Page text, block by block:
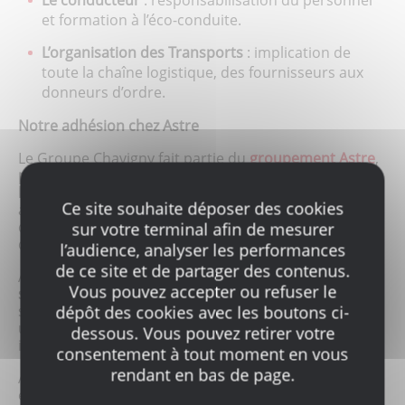
et formation à l’éco-conduite.
L’organisation des Transports : implication de
toute la chaîne logistique, des fournisseurs aux
donneurs d’ordre.
Notre adhésion chez Astre
Le Groupe Chavigny fait partie dugroupement Astre,
premier réseau européen de PME de transport et
logistique
adhérents. Ce regroupement permet de mutualiser
des échanges de fret et de savoir-faire, réalisant ainsi
des économies d’échelles avantageuses pour tous.
Astre élabore dessolutions transports et logistiques
sur-mesure, évolutives et éco-responsables. Ses
solutions HQT (Haute Qualité Transport) permettent
une gestion efficiente des flux locaux, nationaux et
internationaux.
Astre offre également d’autres solutions
économiques et respectueuses de l’environnement,
Ce site souhaite déposer des cookies
sur votre terminal afin de mesurer
l’audience, analyser les performances
de ce site et de partager des contenus.
Vous pouvez accepter ou refuser le
dépôt des cookies avec les boutons ci-
dessous. Vous pouvez retirer votre
consentement à tout moment en vous
rendant en bas de page.